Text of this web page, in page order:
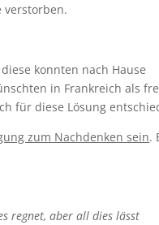
verstorben.
konnten nach Hause
in Frankreich als
für diese Lösung
zum Nachdenken sein.
regnet, aber all dies lässt